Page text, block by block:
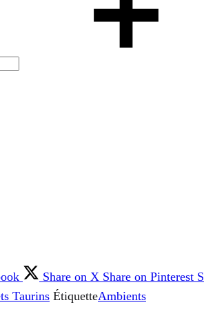
Share on X Share on Pinterest
Taurins ÉtiquetteAmbients